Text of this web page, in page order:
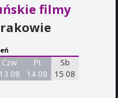
filmy
Czw
13 08
Pt
14 08
Sb
15 08